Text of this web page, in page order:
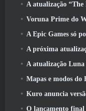
A atualização “The
Voruna Prime do Warframe é
A Epic Games só
A próxima atualização do Eterspire
A atualização Luna VI do Genshin
Mapas e modos do
Kuro anuncia
O lançamento final adiciona